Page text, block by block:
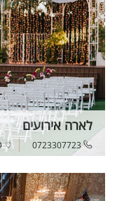
לארה אירועים
0723307723